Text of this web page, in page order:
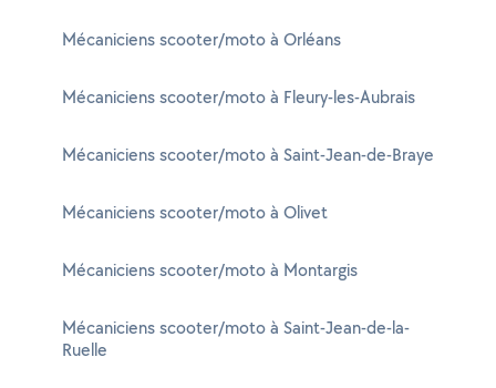
Mécaniciens scooter/moto à Orléans
Mécaniciens scooter/moto à Fleury-les-Aubrais
Mécaniciens scooter/moto à Saint-Jean-de-Braye
Mécaniciens scooter/moto à Olivet
Mécaniciens scooter/moto à Montargis
Mécaniciens scooter/moto à Saint-Jean-de-la-
Ruelle